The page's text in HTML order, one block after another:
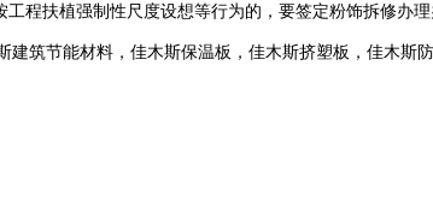
程扶植强制性尺度设想等行为的，要签定粉饰拆修办理
建筑节能材料，佳木斯保温板，佳木斯挤塑板，佳木